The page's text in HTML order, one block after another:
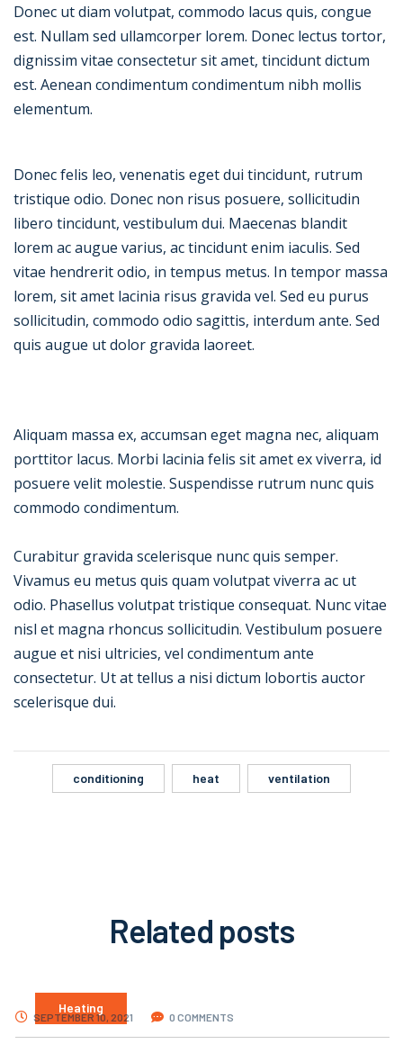
Donec ut diam volutpat, commodo lacus quis, congue
est. Nullam sed ullamcorper lorem. Donec lectus tortor,
dignissim vitae consectetur sit amet, tincidunt dictum
est. Aenean condimentum condimentum nibh mollis
elementum.
Donec felis leo, venenatis eget dui tincidunt, rutrum
tristique odio. Donec non risus posuere, sollicitudin
libero tincidunt, vestibulum dui. Maecenas blandit
lorem ac augue varius, ac tincidunt enim iaculis. Sed
vitae hendrerit odio, in tempus metus. In tempor massa
lorem, sit amet lacinia risus gravida vel. Sed eu purus
sollicitudin, commodo odio sagittis, interdum ante. Sed
quis augue ut dolor gravida laoreet.
Aliquam massa ex, accumsan eget magna nec, aliquam
porttitor lacus. Morbi lacinia felis sit amet ex viverra, id
posuere velit molestie. Suspendisse rutrum nunc quis
commodo condimentum.
Curabitur gravida scelerisque nunc quis semper.
Vivamus eu metus quis quam volutpat viverra ac ut
odio. Phasellus volutpat tristique consequat. Nunc vitae
nisl et magna rhoncus sollicitudin. Vestibulum posuere
augue et nisi ultricies, vel condimentum ante
consectetur. Ut at tellus a nisi dictum lobortis auctor
scelerisque dui.
conditioning heat ventilation
Related posts
Heating
SEPTEMBER 10, 2021 0 COMMENTS